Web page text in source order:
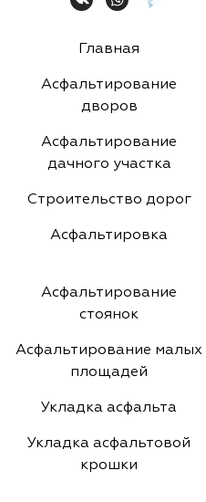
Главная
Асфальтирование
дворов
Асфальтирование
дачного участка
Строительство дорог
Асфальтировка
Асфальтирование
стоянок
Асфальтирование малых
площадей
Укладка асфальта
Укладка асфальтовой
крошки